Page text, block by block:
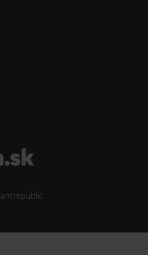
antrepublic